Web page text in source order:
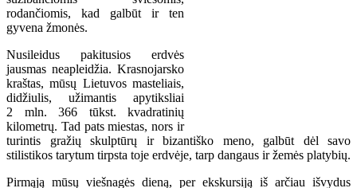
rodančiomis, kad galbūt ir ten
gyvena žmonės.
Nusileidus pakitusios erdvės
jausmas neapleidžia. Krasnojarsko
kraštas, mūsų Lietuvos masteliais,
didžiulis, užimantis apytiksliai
2 mln. 366 tūkst. kvadratinių
kilometrų. Tad pats miestas, nors ir
turintis gražių skulptūrų ir bizantiško meno, galbūt dėl savo
stilistikos tarytum tirpsta toje erdvėje, tarp dangaus ir žemės platybių.
Pirmąją mūsų viešnagės dieną, per ekskursiją iš arčiau išvydus